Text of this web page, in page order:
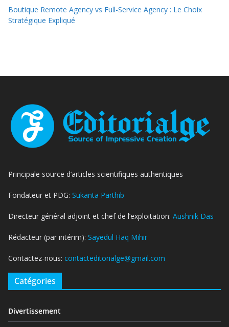
Boutique Remote Agency vs Full-Service Agency : Le Choix
Stratégique Expliqué
Principale source d’articles scientifiques authentiques
Fondateur et PDG: Sukanta Parthib
Directeur général adjoint et chef de l’exploitation: Aushnik Das
Rédacteur (par intérim): Sayedul Haq Mihir
Contactez-nous: contacteditorialge@gmail.com
Catégories
Divertissement